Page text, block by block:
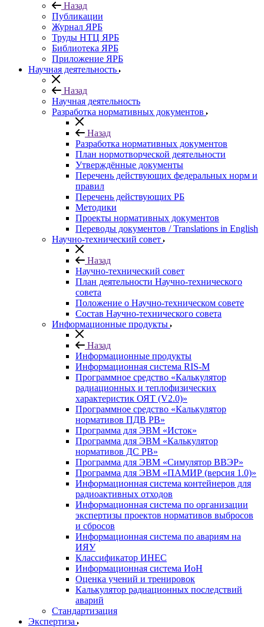
Назад
Публикации
Журнал ЯРБ
Труды НТЦ ЯРБ
Библиотека ЯРБ
Приложение ЯРБ
Научная деятельность
Назад
Научная деятельность
Разработка нормативных документов
Назад
Разработка нормативных документов
План нормотворческой деятельности
Утверждённые документы
Перечень действующих федеральных норм и
правил
Перечень действующих РБ
Методики
Проекты нормативных документов
Переводы документов / Translations in English
Научно-технический совет
Назад
Научно-технический совет
План деятельности Научно-технического
совета
Положение о Научно-техническом совете
Состав Научно-технического совета
Информационные продукты
Назад
Информационные продукты
Информационная система RIS-M
Программное средство «Калькулятор
радиационных и теплофизических
характеристик ОЯТ (V2.0)»
Программное средство «Калькулятор
нормативов ПДВ РВ»
Программа для ЭВМ «Исток»
Программа для ЭВМ «Калькулятор
нормативов ДС РВ»
Программа для ЭВМ «Симулятор ВВЭР»
Программа для ЭВМ «ПАМИР (версия 1.0)»
Информационная система контейнеров для
радиоактивных отходов
Информационная система по организации
экспертизы проектов нормативов выбросов
и сбросов
Информационная система по авариям на
ИЯУ
Классификатор ИНЕС
Информационная система ИоН
Оценка учений и тренировок
Калькулятор радиационных последствий
аварий
Стандартизация
Экспертиза